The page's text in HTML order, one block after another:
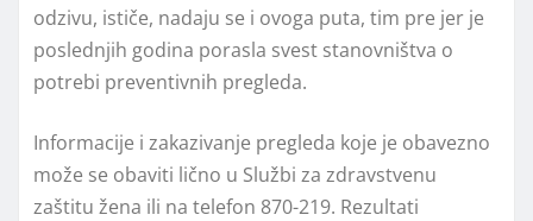
odzivu, ističe, nadaju se i ovoga puta, tim pre jer je
poslednjih godina porasla svest stanovništva o
potrebi preventivnih pregleda.
Informacije i zakazivanje pregleda koje je obavezno
može se obaviti lično u Službi za zdravstvenu
zaštitu žena ili na telefon 870-219. Rezultati